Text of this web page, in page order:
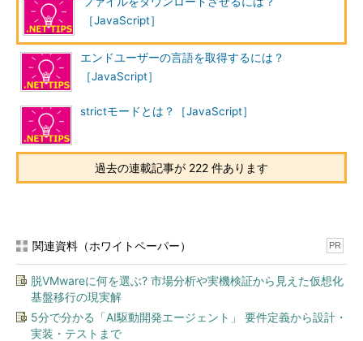
［JavaScript］
エンドユーザーの言語を取得するには？
［JavaScript］
strictモードとは？［JavaScript］
過去の連載記事が 222 件あります
関連資料（ホワイトペーパー） PR
脱VMwareに何を選ぶ? 市場分析や実機検証から見えた仮想化
基盤移行の現実解
5分で分かる「AI駆動開発エージェント」 要件定義から設計・
実装・テストまで